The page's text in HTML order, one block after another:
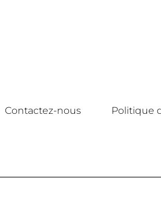
Contactez-nous Politique